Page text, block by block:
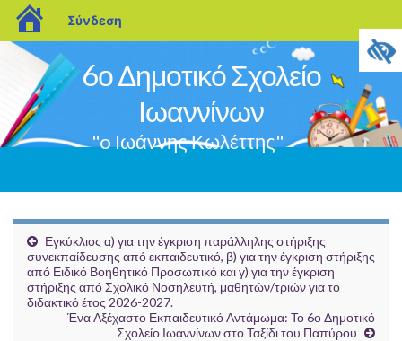
blogs.sch.gr
Σύνδεση
6ο Δημοτικό Σχολείο
Ιωαννίνων
"o Ιωάννης Κωλέττης"
Εγκύκλιος α) για την έγκριση παράλληλης στήριξης
συνεκπαίδευσης από εκπαιδευτικό, β) για την έγκριση στήριξης
από Ειδικό Βοηθητικό Προσωπικό και γ) για την έγκριση
στήριξης από Σχολικό Νοσηλευτή, μαθητών/τριών για το
διδακτικό έτος 2026-2027.
Ένα Αξέχαστο Εκπαιδευτικό Αντάμωμα: Το 6ο Δημοτικό
Σχολείο Ιωαννίνων στο Ταξίδι του Παπύρου